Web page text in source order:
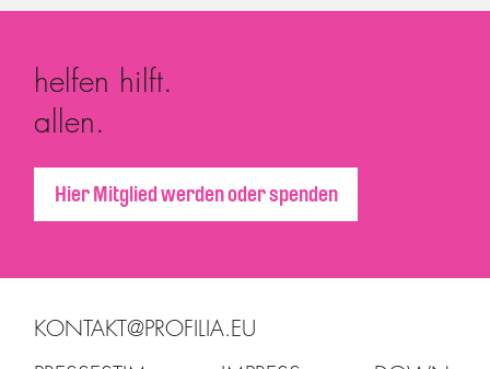
helfen hilft.
allen.
Hier Mitglied werden oder spenden
KONTAKT@PROFILIA.EU